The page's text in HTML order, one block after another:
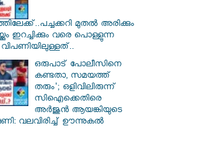
മുതൽ അരിക്കും
ഇറച്ചിക്കും വരെ പൊള്ളുന്ന
ഒരുപാട് പോലീസിനെ
കണ്ടതാ, സമയത്ത്
തരും'; ഒളിവിലിരുന്ന്
സിഐക്കെതിരെ
അർജുൻ ആയങ്കിയുടെ
വലവിരിച്ച് ഊന്നുകൽ